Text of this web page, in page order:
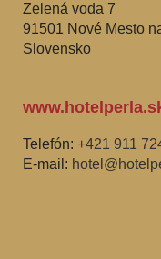
Zelená voda 7
91501 Nové Mesto
Slovensko
Telefón: +421 911
E-mail: